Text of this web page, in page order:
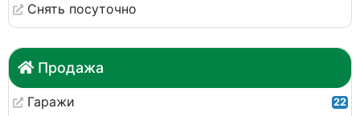
Снять посуточно
Продажа
Гаражи 22